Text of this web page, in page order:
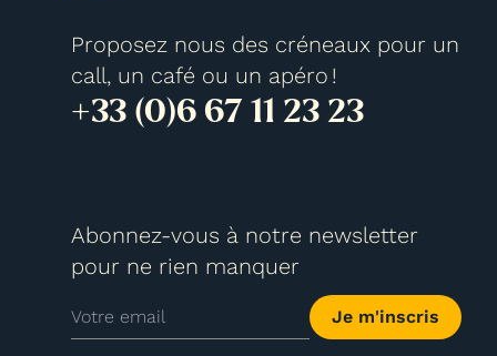
Proposez nous des créneaux pour un
call, un café ou un apéro !
+33 (0)6 67 11 23 23
Abonnez-vous à notre newsletter
pour ne rien manquer
Je m'inscris